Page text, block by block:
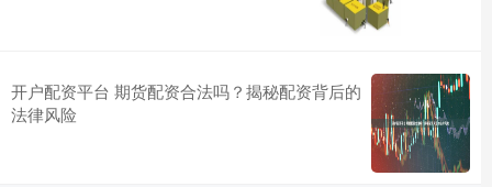
开户配资平台 期货配资合法吗？揭秘配资背后的
法律风险